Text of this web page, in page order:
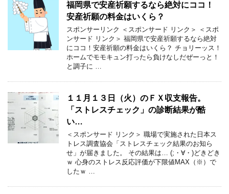
福岡県で安産祈願するなら絶対にココ！
安産祈願の料金はいくら？
スポンサーリンク ＜スポンサード リンク＞ ＜スポ
ンサード リンク＞ 福岡県で安産祈願するなら絶対
にココ！安産祈願の料金はいくら？ チョリーッス！
ホームでモモキュン打ったら負けなしだぜーっと！
と調子に …
１１月１３日（火）のＦＸ収支報告。
「ストレスチェック」の診断結果が酷
い…
＜スポンサード リンク＞ 職場で実施された日本ス
トレス調査協会「ストレスチェック結果のお知ら
せ」が届きました。 その結果は… (;・∀・)どきどき
ｗ 心身のストレス反応評価が下限値MAX（※）で
したｗ …